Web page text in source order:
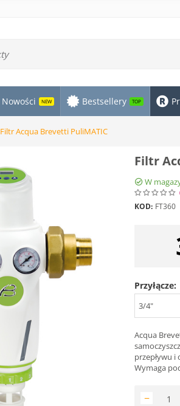
Nowości NEW Bestsellery TOP
Filtr Acqua Brevetti PuliMATIC
Filtr
W
KOD: FT360
Przyłącze:
3/4"
Acqua
przepływu
Wymaga
−